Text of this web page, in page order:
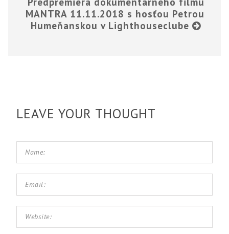
MANTRA 11.11.2018 s hosťou Petrou
Humeňanskou v Lighthouseclube
LEAVE YOUR THOUGHT